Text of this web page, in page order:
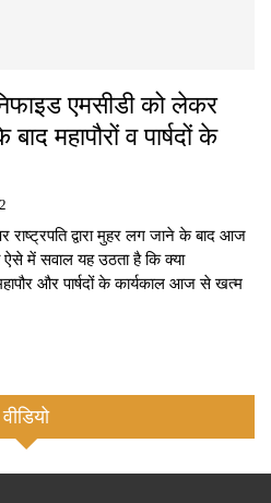
एमसीडी को लेकर
महापौरों व पार्षदों के
द्वारा मुहर लग जाने के बाद आज
ऐसे में सवाल यह उठता है कि क्या
और पार्षदों के कार्यकाल आज से खत्म
वीडियो